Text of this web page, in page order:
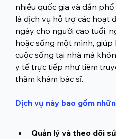
nhiều quốc gia và dần
là dịch vụ hỗ trợ các hoạt
ngày cho người cao tuổi,
hoặc sống một mình,
cuộc sống tại nhà mà
y tế trực tiếp như tiêm
thăm khám bác sĩ.
Dịch vụ này bao gồm
Quản lý và theo dõi